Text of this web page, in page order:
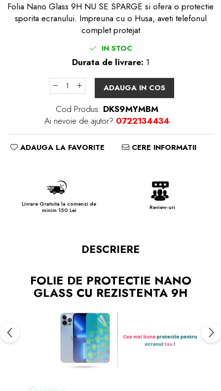
Folia Nano Glass 9H NU SE SPARGE si ofera o protectie
sporita ecranului. Impreuna cu o Husa, aveti telefonul
complet protejat
IN STOC
Durata de livrare: 1
ADAUGA IN COS
Cod Produs: DKS9MYMBM
Ai nevoie de ajutor? 0722134434
ADAUGA LA FAVORITE CERE INFORMATII
Livrare Gratuita la comenzi de
minim 150 Lei
Review-uri
DESCRIERE
FOLIE DE PROTECTIE NANO
GLASS CU REZISTENTA 9H